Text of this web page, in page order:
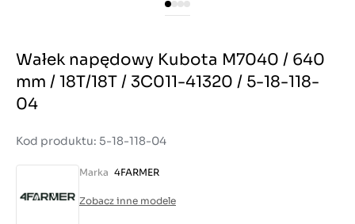
Wałek napędowy Kubota M7040 / 640
mm / 18T/18T / 3C011-41320 / 5-18-118-
04
Kod produktu: 5-18-118-04
Marka 4FARMER
Zobacz inne modele